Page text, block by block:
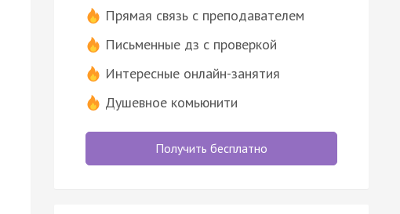
Прямая связь с преподавателем
Письменные дз с проверкой
Интересные онлайн-занятия
Душевное комьюнити
Получить бесплатно